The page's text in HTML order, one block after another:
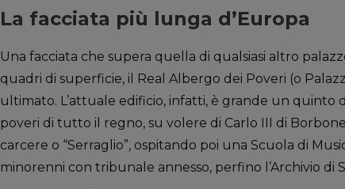
La facciata più lunga d’Europa
Una facciata che supera quella di qualsiasi altro
quadri di superficie, il Real Albergo dei Poveri (o
ultimato. L’attuale edificio, infatti, è grande un
poveri di tutto il regno, su volere di Carlo III di
carcere o “Serraglio”, ospitando poi una Scuola di
minorenni con tribunale annesso, perfino l’Archivio di